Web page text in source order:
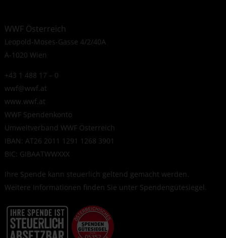
WWF Österreich
Leopold-Moses-Gasse 4/2/40A
A-1020 Wien
+43 1 488 17 – 0
wwf@wwf.at
www.wwf.at
WWF Spendenkonto
Umweltverband WWF Österreich
IBAN: AT26 2011 1291 1268 3901
BIC: GIBAATWWXXX
Ihre Spende kann steuerlich geltend gemacht werden.
Weitere Informationen finden Sie unter Spendengütesiegel.